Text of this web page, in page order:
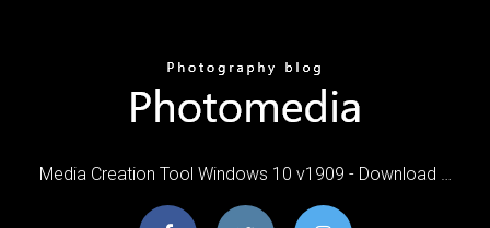
Media Creation Tool Windows 10 v1909 - Download …